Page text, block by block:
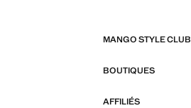
MANGO STYLE CLUB
BOUTIQUES
AFFILIÉS